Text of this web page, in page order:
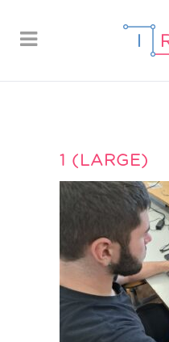
1 (LARGE)